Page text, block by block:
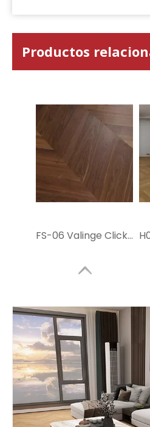
Productos
FS-06 Valinge Click Engineer Wood Floor
H001 SPC Hybrid Herringbone Flooring